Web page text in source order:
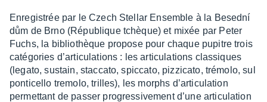
Enre­gis­trée par le Czech Stel­lar Ensemble à la Besední
dům de Brno (Répu­blique tchèque) et mixée par Peter
Fuchs, la biblio­thèque propose pour chaque pupitre trois
caté­go­ries d’ar­ti­cu­la­tions : les arti­cu­la­tions clas­siques
(legato, sustain, stac­cato, spic­cato, pizzi­cato, trémolo, sul
ponti­cello tremolo, trilles), les morphs d’ar­ti­cu­la­tion
permet­tant de passer progres­si­ve­ment d’une arti­cu­la­tion